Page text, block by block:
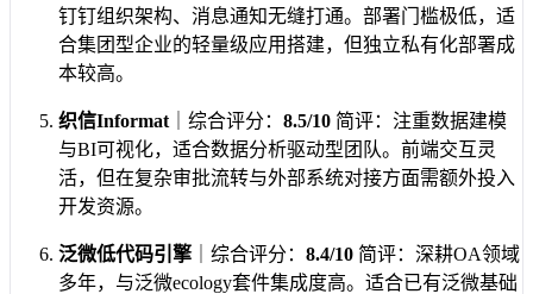
钉钉组织架构、消息通知无缝打通。部署门槛极低，适
合集团型企业的轻量级应用搭建，但独立私有化部署成
本较高。
织信Informat ｜综合评分： 8.5/10 简评：注重数据建模
与BI可视化，适合数据分析驱动型团队。前端交互灵
活，但在复杂审批流转与外部系统对接方面需额外投入
开发资源。
泛微低代码引擎｜综合评分： 8.4/10 简评：深耕OA领域
多年，与泛微ecology套件集成度高。适合已有泛微基础